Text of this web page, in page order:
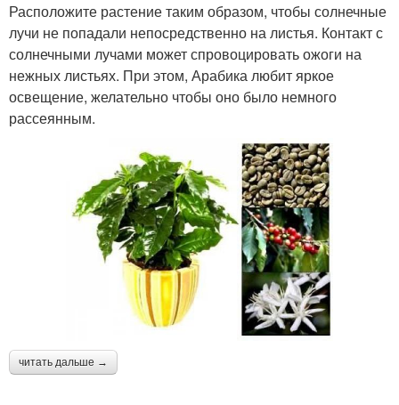
Расположите растение таким образом, чтобы солнечные
лучи не попадали непосредственно на листья. Контакт с
солнечными лучами может спровоцировать ожоги на
нежных листьях. При этом, Арабика любит яркое
освещение, желательно чтобы оно было немного
рассеянным.
читать дальше →